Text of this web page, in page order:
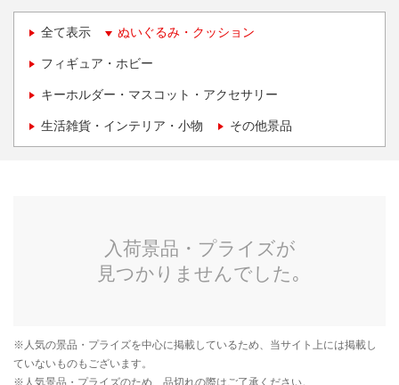
全て表示 ぬいぐるみ・クッション
フィギュア・ホビー
キーホルダー・マスコット・アクセサリー
生活雑貨・インテリア・小物 その他景品